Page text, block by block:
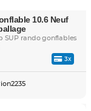
10.6 Neuf
SUP rando gonflables
3x